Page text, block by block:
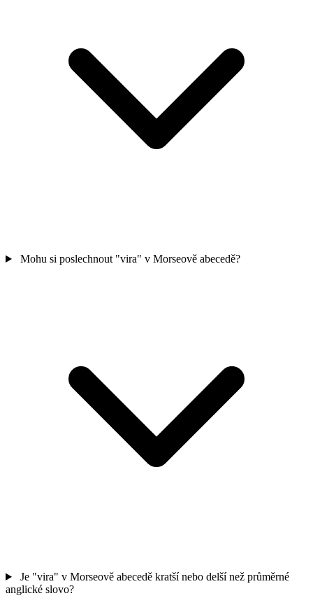
Mohu si poslechnout "vira" v Morseově abecedě?
Je "vira" v Morseově abecedě kratší nebo delší než průměrné
anglické slovo?